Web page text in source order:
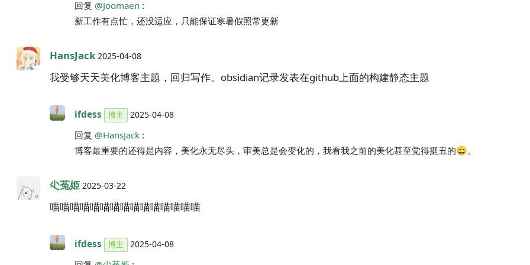
回复 @Joomaen :
新工作有点忙，还没适应，只能保证寒暑假照常更新
HansJack 2025-04-08
我受够天天美化博客主题，回归写作。obsidian记录发表在github上面的构建静态主题
ifdess 博主 2025-04-08
回复 @HansJack:
博客最重要的还得是内容，美化永无尽头，审美总是会变化的，我看我之前的美化甚至觉得挺丑的😄。
尐菟姫 2025-03-22
喵喵喵喵喵喵喵喵喵喵喵喵喵喵喵
ifdess 博主 2025-04-08